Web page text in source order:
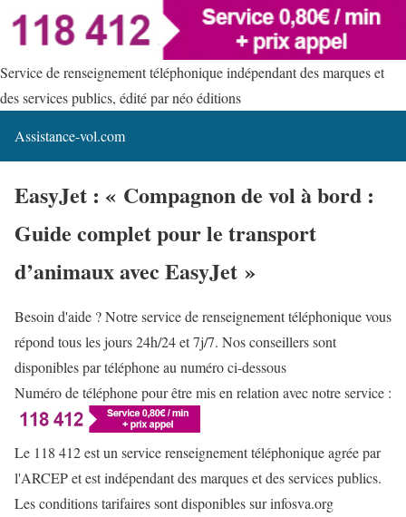
Service de renseignement téléphonique indépendant des marques et
des services publics, édité par néo éditions
Assistance-vol.com
EasyJet : « Compagnon de vol à bord :
Guide complet pour le transport
d’animaux avec EasyJet »
Besoin d'aide ? Notre service de renseignement téléphonique vous
répond tous les jours 24h/24 et 7j/7. Nos conseillers sont
disponibles par téléphone au numéro ci-dessous
Numéro de téléphone pour être mis en relation avec notre service :
Le 118 412 est un service renseignement téléphonique agrée par
l'ARCEP et est indépendant des marques et des services publics.
Les conditions tarifaires sont disponibles sur infosva.org